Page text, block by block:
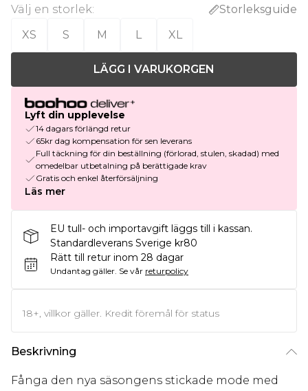
Välj en storlek:
Storleksguide
XS
S M L XL
LÄGG I VARUKORGEN
Lyft din upplevelse
14 dagars förlängd retur
65kr dag kompensation för sen leverans
Full täckning för din beställning (förlorad, stulen, skadad) med
omedelbar utbetalning på berättigade krav
Gratis och enkel återförsäljning
Läs mer
EU tull- och importavgift läggs till i kassan.
Standardleverans Sverige kr80
Rätt till retur inom 28 dagar
Undantag gäller. Se vår returpolicy
18+, villkor gäller. Kredit föremål för status
Beskrivning
Fånga den nya säsongens stickade mode med